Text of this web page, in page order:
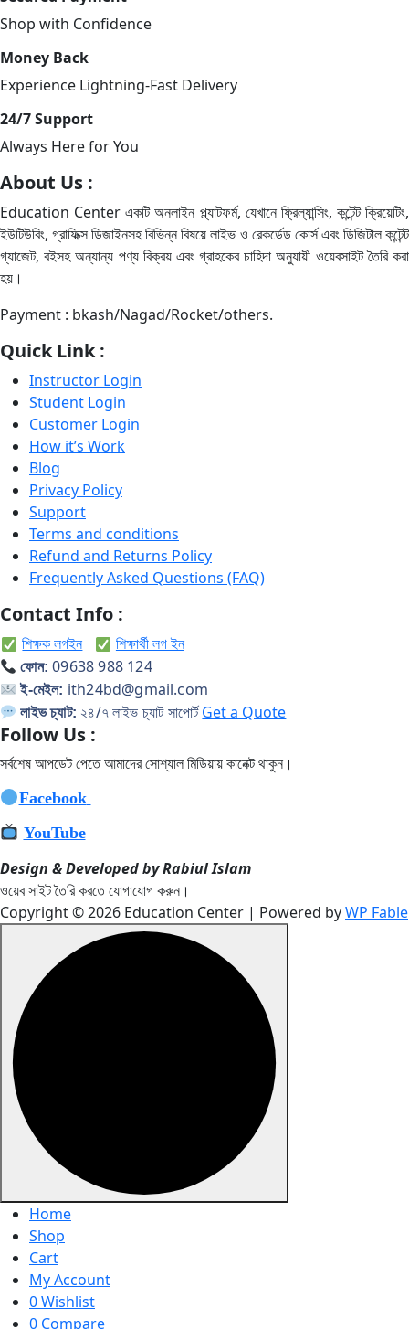
Shop with Confidence
Money Back
Experience Lightning-Fast Delivery
24/7 Support
Always Here for You
About Us :
Education Center একটি অনলাইন প্ল্যাটফর্ম, যেখানে ফ্রিল্যান্সিং, কন্টেন্ট ক্রিয়েটিং,
ইউটিউবিং, গ্রাফিক্স ডিজাইনসহ বিভিন্ন বিষয়ে লাইভ ও রেকর্ডেড কোর্স এবং ডিজিটাল কন্টেন্ট
গ্যাজেট, বইসহ অন্যান্য পণ্য বিক্রয় এবং গ্রাহকের চাহিদা অনুযায়ী ওয়েবসাইট তৈরি করা
হয়।
Payment : bkash/Nagad/Rocket/others.
Quick Link :
Instructor Login
Student Login
Customer Login
How it’s Work
Blog
Privacy Policy
Support
Terms and conditions
Refund and Returns Policy
Frequently Asked Questions (FAQ)
Contact Info :
শিক্ষক লগইন শিক্ষার্থী লগ ইন
ফোন: 09638 988 124
ই-মেইল: ith24bd@gmail.com
লাইভ চ্যাট: ২৪/৭ লাইভ চ্যাট সাপোর্টGet a Quote
Follow Us :
সর্বশেষ আপডেট পেতে আমাদের সোশ্যাল মিডিয়ায় কানেক্ট থাকুন ।
Facebook
YouTube
Design & Developed by Rabiul Islam
ওয়েব সাইট তৈরি করতে যোগাযোগ করুন।
Copyright © 2026 Education Center | Powered byWP Fable
Home
Shop
Cart
My Account
0Wishlist
0 Compare